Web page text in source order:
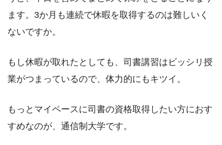
ます。3か月も連続で休暇を取得するのは難しいく
ないですか。
もし休暇が取れたとしても、司書講習はビッシリ授
業がつまっているので、体力的にもキツイ。
もっとマイペースに司書の資格取得したい方におす
すめなのが、通信制大学です。